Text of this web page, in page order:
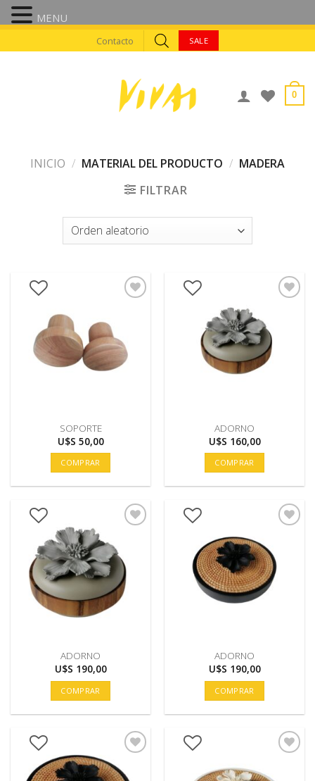
to
Contacto SALE
0
INICIO / MATERIAL DEL PRODUCTO / MADERA
FILTRAR
SOPORTE
U$S 50,00
COMPRAR
ADORNO
U$S 160,00
COMPRAR
ADORNO
U$S 190,00
COMPRAR
ADORNO
U$S 190,00
COMPRAR
MENU